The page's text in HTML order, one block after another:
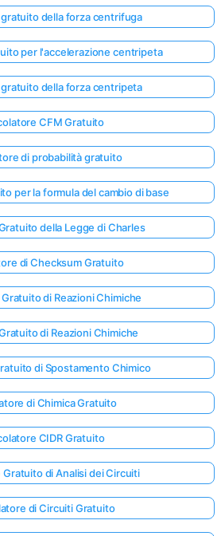
della forza centrifuga
per l'accelerazione centripeta
della forza centripeta
CFM Gratuito
di probabilità gratuito
per la formula del cambio di base
della Legge di Charles
di Checksum Gratuito
di Reazioni Chimiche
di Reazioni Chimiche
di Spostamento Chimico
di Chimica Gratuito
CIDR Gratuito
di Analisi dei Circuiti
di Circuiti Gratuito